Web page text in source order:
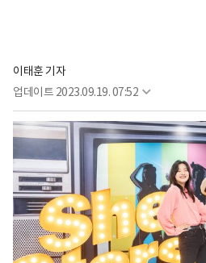
이태훈 기자
업데이트 2023.09.19. 07:52